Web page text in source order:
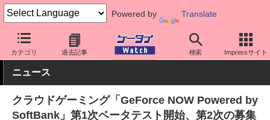
Powered by Translate
カテゴリ 過去記事 検索 Impressサイト
ケータイ Watch キャリア ソフトバンク アプリ・サービス
ニュース
クラウドゲーミング「GeForce NOW Powered by
SoftBank」第1次ベータテスト開始、第2次の募集